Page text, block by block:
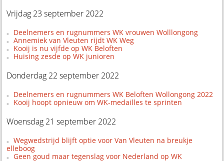
Vrijdag 23 september 2022
Deelnemers en rugnummers WK vrouwen Wolllongong
Annemiek van Vleuten rijdt WK Weg
Kooij is nu vijfde op WK Beloften
Huising zesde op WK junioren
Donderdag 22 september 2022
Deelnemers en rugnummers WK Beloften Wollongong 2022
Kooij hoopt opnieuw om WK-medailles te sprinten
Woensdag 21 september 2022
Wegwedstrijd blijft optie voor Van Vleuten na breukje
elleboog
Geen goud maar tegenslag voor Nederland op WK